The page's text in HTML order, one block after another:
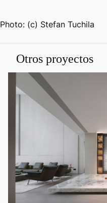
Photo: (c) Stefan Tuchila
Otros proyectos